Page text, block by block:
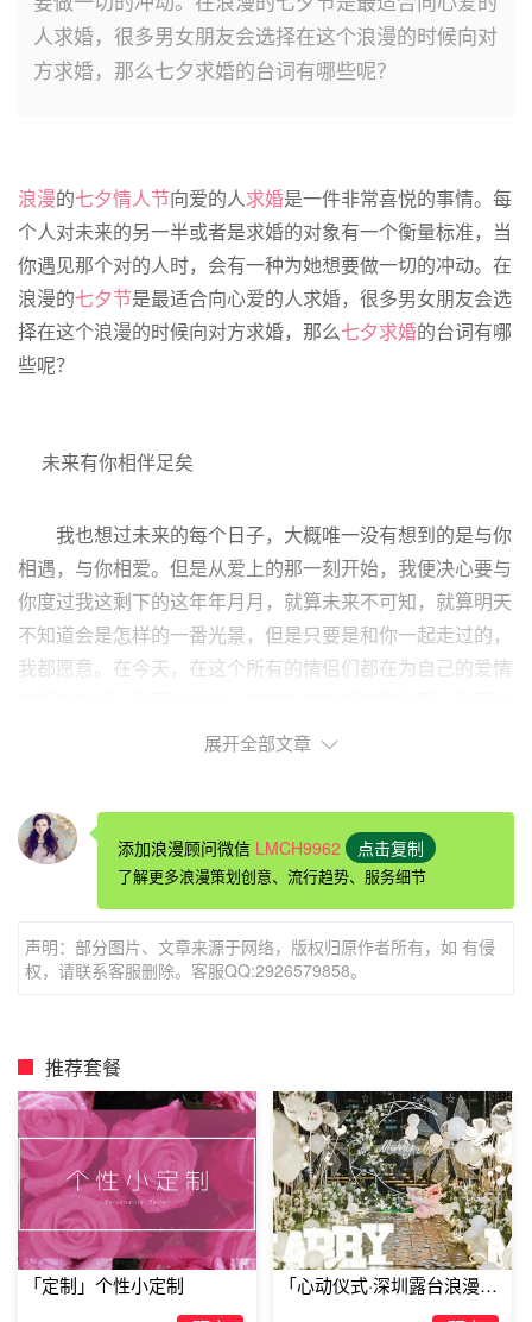
人求婚，很多男女朋友会选择在这个浪漫的时候向对
方求婚，那么七夕求婚的台词有哪些呢？
浪漫的七夕情人节向爱的人求婚是一件非常喜悦的事情。每
个人对未来的另一半或者是求婚的对象有一个衡量标准，当
你遇见那个对的人时，会有一种为她想要做一切的冲动。在
浪漫的七夕节是最适合向心爱的人求婚，很多男女朋友会选
择在这个浪漫的时候向对方求婚，那么七夕求婚的台词有哪
些呢？
未来有你相伴足矣
我也想过未来的每个日子，大概唯一没有想到的是与你
相遇，与你相爱。但是从爱上的那一刻开始，我便决心要与
你度过我这剩下的这年年月月，就算未来不可知，就算明天
不知道会是怎样的一番光景，但是只要是和你一起走过的，
我都愿意。在今天，在这个所有的情侣们都在为自己的爱情
在我的身旁，嫁给我吧。
因为未来有你才有意义
展开全部文章
添加浪漫顾问微信 LMCH9962 点击复制
了解更多浪漫策划创意、流行趋势、服务细节
声明：部分图片、文章来源于网络，版权归原作者所有，如 有侵
权，请联系客服删除。客服QQ:2926579858。
推荐套餐
「定制」个性小定制
「心动仪式·深圳露台浪漫求